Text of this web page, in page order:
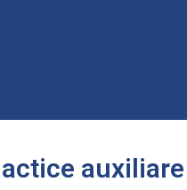
auxiliare